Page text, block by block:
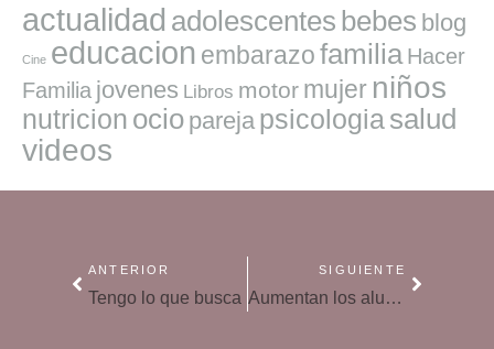
actualidad adolescentes bebes blog
Cine educacion embarazofamilia Hacer
Familia jovenes Libros motor mujer niños
nutricion ocio pareja psicologia salud
videos
ANTERIOR
Tengo lo que busca
SIGUIENTE
Aumentan los alumnos en la FP, pero siguen siendo pocos